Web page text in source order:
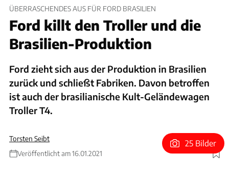
ÜBERRASCHENDES AUS FÜR FORD BRASILIEN
Ford killt den Troller und die
Brasilien-Produktion
Ford zieht sich aus der Produktion in Brasilien
zurück und schließt Fabriken. Davon betroffen
ist auch der brasilianische Kult-Geländewagen
Troller T4.
Torsten Seibt
Veröffentlicht am 16.01.2021
Foto: Ford
25 Bilder